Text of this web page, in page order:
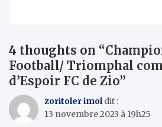
4 thoughts on “
Football/ Triomphal
d’Espoir FC de Zio”
zoritoler imol dit :
13 novembre 2023 à 19h25